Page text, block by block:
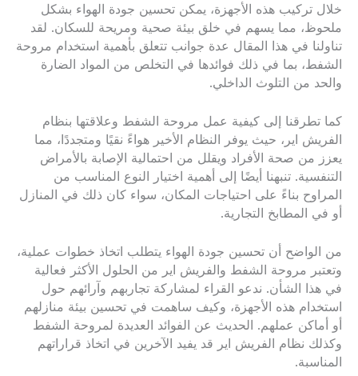
خلال تركيب هذه الأجهزة، يمكن تحسين جودة الهواء بشكل
ملحوظ، مما يسهم في خلق بيئة صحية ومريحة للسكان. لقد
تناولنا في هذا المقال عدة جوانب تتعلق بأهمية استخدام مروحة
الشفط، بما في ذلك فوائدها في التخلص من المواد الضارة
والحد من التلوث الداخلي.
كما تطرقنا إلى كيفية عمل مروحة الشفط وعلاقتها بنظام
الفريش اير، حيث يوفر النظام الأخير هواءً نقيًا ومتجددًا، مما
يعزز من صحة الأفراد ويقلل من احتمالية الإصابة بالأمراض
التنفسية. تنبهنا أيضًا إلى أهمية اختيار النوع المناسب من
المراوح بناءً على احتياجات المكان، سواء كان ذلك في المنازل
أو في المطابخ التجارية.
من الواضح أن تحسين جودة الهواء يتطلب اتخاذ خطوات عملية،
وتعتبر مروحة الشفط والفريش اير من الحلول الأكثر فعالية
في هذا الشأن. ندعو القراء لمشاركة تجاربهم وآرائهم حول
استخدام هذه الأجهزة، وكيف ساهمت في تحسين بيئة منازلهم
أو أماكن عملهم. الحديث عن الفوائد العديدة لمروحة الشفط
وكذلك نظام الفريش اير قد يفيد الآخرين في اتخاذ قراراتهم
المناسبة.